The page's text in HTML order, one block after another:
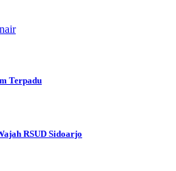
Terpadu
RSUD Sidoarjo